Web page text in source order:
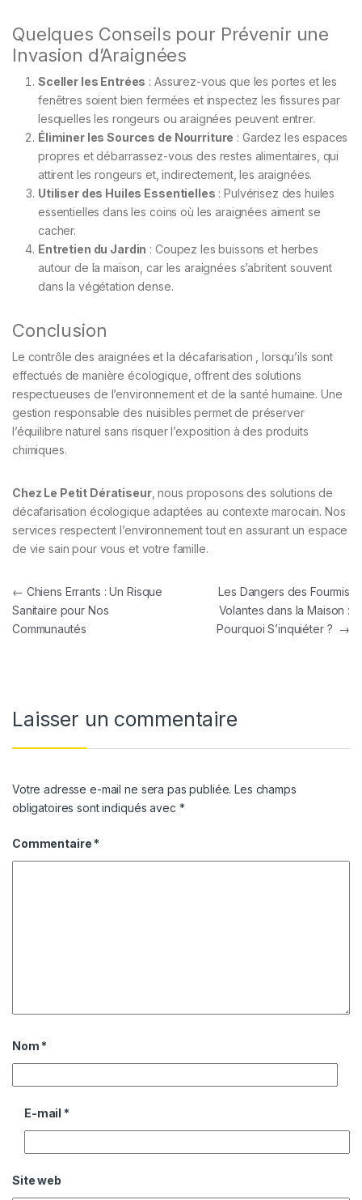
Quelques Conseils pour Prévenir une
Invasion d’Araignées
Sceller les Entrées : Assurez-vous que les portes et les
fenêtres soient bien fermées et inspectez les fissures par
lesquelles les rongeurs ou araignées peuvent entrer.
Éliminer les Sources de Nourriture : Gardez les espaces
propres et débarrassez-vous des restes alimentaires, qui
attirent les rongeurs et, indirectement, les araignées.
Utiliser des Huiles Essentielles : Pulvérisez des huiles
essentielles dans les coins où les araignées aiment se
cacher.
Entretien du Jardin : Coupez les buissons et herbes
autour de la maison, car les araignées s’abritent souvent
dans la végétation dense.
Conclusion
Le contrôle des araignées et la décafarisation , lorsqu’ils sont
effectués de manière écologique, offrent des solutions
respectueuses de l’environnement et de la santé humaine. Une
gestion responsable des nuisibles permet de préserver
l’équilibre naturel sans risquer l’exposition à des produits
chimiques.
Chez Le Petit Dératiseur, nous proposons des solutions de
décafarisation écologique adaptées au contexte marocain. Nos
services respectent l’environnement tout en assurant un espace
de vie sain pour vous et votre famille.
Navigation de l’article
← Chiens Errants : Un Risque
Sanitaire pour Nos
Communautés
Les Dangers des Fourmis
Volantes dans la Maison :
Pourquoi S’inquiéter ? →
Laisser un commentaire
Votre adresse e-mail ne sera pas publiée. Les champs
obligatoires sont indiqués avec *
Commentaire *
Nom *
E-mail *
Site web